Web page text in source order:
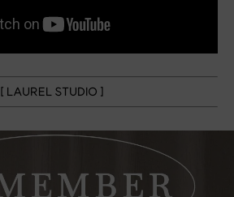
[ LAUREL STUDIO ]